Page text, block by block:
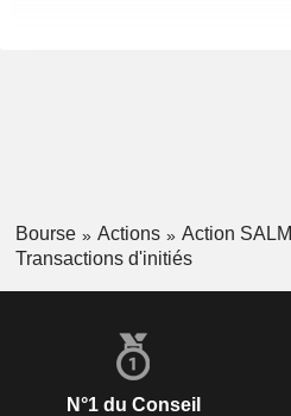
Bourse Actions Action SALM
Transactions d'initiés
N°1 du Conseil